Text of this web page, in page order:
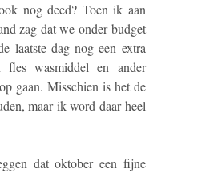
nog deed? Toen ik aan
zag dat we onder budget
laatste dag nog een extra
fles wasmiddel en ander
gaan. Misschien is het de
maar ik word daar heel
dat oktober een fijne